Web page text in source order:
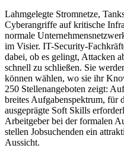
Lahmgelegte Stromnetze,
Cyberangriffe auf kritische
normale
im Visier. IT-Security-
dabei, ob es gelingt, Attacken
schnell zu schließen. Sie
können wählen, wo sie ihr
250 Stellenangeboten zeigt:
breites Aufgabenspektrum, für
ausgeprägte Soft Skills
Arbeitgeber bei der formalen
stellen Jobsuchenden ein
Aussicht.